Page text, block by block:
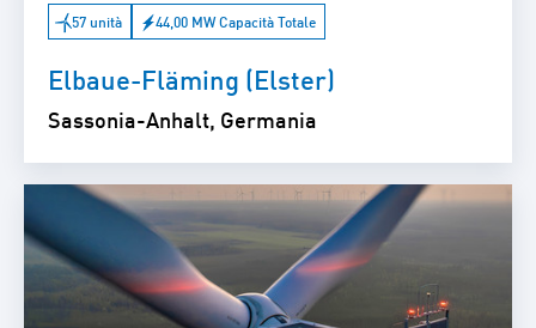
57 unità 44,00 MW Capacità Totale
Elbaue-Fläming (Elster)
Sassonia-Anhalt, Germania